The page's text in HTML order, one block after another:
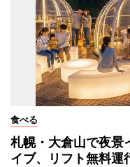
食べる
札幌・大倉山で夜
イブ、リフト無料運